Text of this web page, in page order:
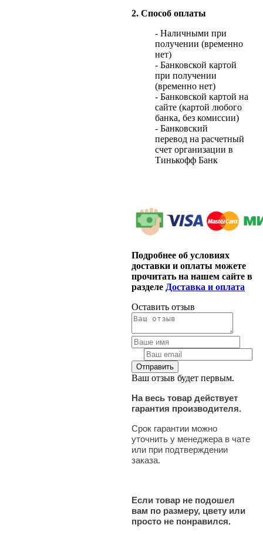
2. Способ оплаты
- Наличными при
получении (временно
нет)
- Банковской картой
при получении
(временно нет)
- Банковской картой на
сайте (картой любого
банка, без комиссии)
- Банковский
перевод на расчетный
счет организации в
Тинькофф Банк
Подробнее об условиях
доставки и оплаты можете
прочитать на нашем сайте в
разделе Доставка и оплата
Оставить отзыв
Ваш отзыв будет первым.
На весь товар действует
гарантия производителя.
Срок гарантии можно
уточнить у менеджера в чате
или при подтверждении
заказа.
Если товар не подошел
вам по размеру, цвету или
просто не понравился.